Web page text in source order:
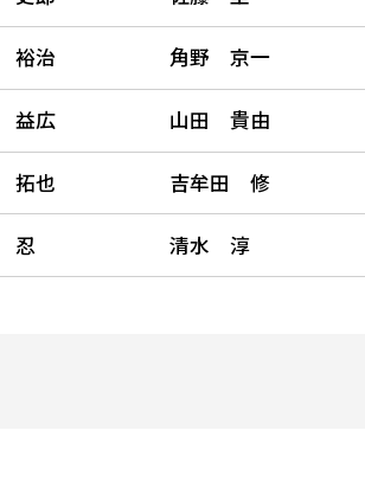
裕治 角野 京一
益広 山田 貴由
拓也 吉牟田 修
忍 清水 淳